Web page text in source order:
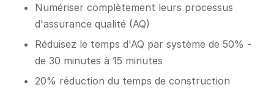
Numériser complètement leurs processus
d'assurance qualité (AQ)
Réduisez le temps d'AQ par système de 50% -
de 30 minutes à 15 minutes
20% réduction du temps de construction